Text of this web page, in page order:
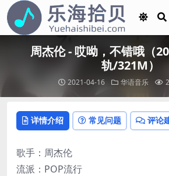
周杰伦 - 哎呦，不错哦（
轨/321M）
2021-04-16 华语音乐
详情介绍 常见问题 评论
歌手：周杰伦
流派：POP流行